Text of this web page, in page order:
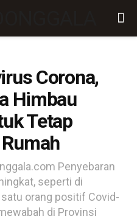
Corona,
Himbau
Tetap
Penyebaran
seperti di
orang positif Covid-
di Provinsi